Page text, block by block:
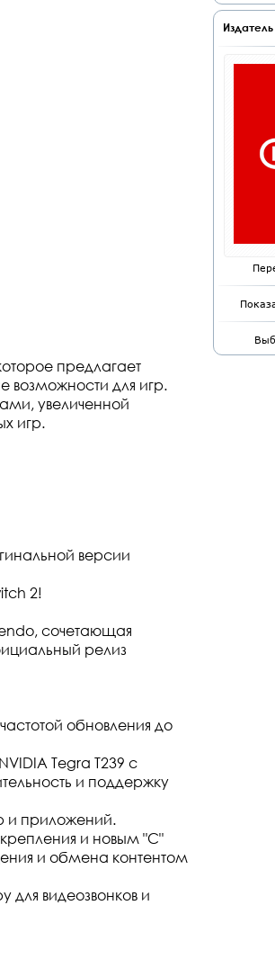
предлагает
возможности для игр.
увеличенной
игр.
версии
2!
сочетающая
релиз
обновления до
Tegra T239 с
и поддержку
и приложений.
и новым "C"
и обмена контентом
видеозвонков и
Издатель